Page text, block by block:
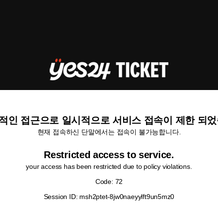
인 접근으로 일시적으로 서비스 접속이 제한 되
현재 접속하신 단말에서는 접속이 불가능합니다.
Restricted access to service.
your access has been restricted due to policy violations.
Code: 72
Session ID: msh2ptet-8jw0naeyylft9un5mz0